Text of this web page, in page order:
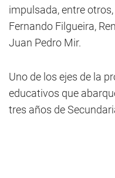
impulsada, entre
Fernando Filgueira,
Juan Pedro Mir.
Uno de los ejes de la
educativos que
tres años de